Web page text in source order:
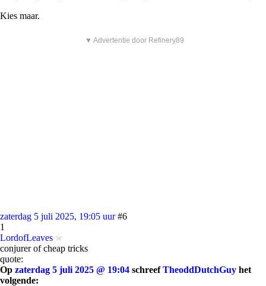
Kies maar.
▼ Advertentie door Refinery89
zaterdag 5 juli 2025, 19:05 uur #6
1
LordofLeaves
conjurer of cheap tricks
quote:
Op zaterdag 5 juli 2025 @ 19:04 schreefTheoddDutchGuy het
volgende: